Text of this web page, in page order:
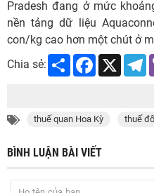
Pradesh đang ở mức
nền tảng dữ liệu
con/kg cao hơn một chút ở
Chia sẻ:
Share Facebook
X
thuế quan Hoa Kỳ thuế
BÌNH LUẬN BÀI VIẾT